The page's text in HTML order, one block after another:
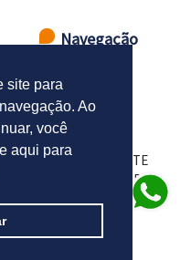
site para
Ao
você
aqui para
Navegação
0001-01 - PRESIDENTE
- SANTA CRUZ DO